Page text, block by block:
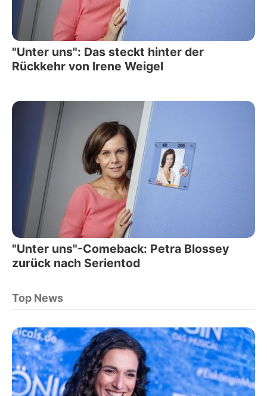
"Unter uns": Das steckt hinter der
Rückkehr von Irene Weigel
"Unter uns"-Comeback: Petra Blossey
zurück nach Serientod
Top News